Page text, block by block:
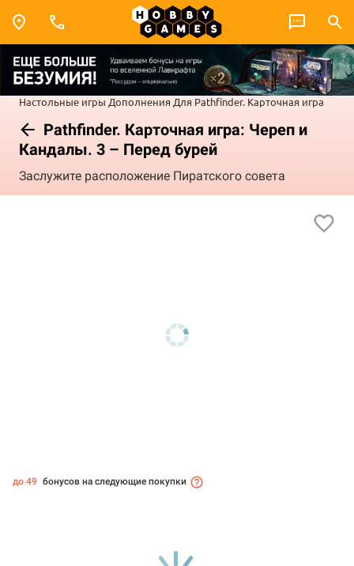
Настольные игры Дополнения Для Pathfinder. Карточная игра
Pathfinder. Карточная игра: Череп и
Кандалы. 3 – Перед бурей
Заслужите расположение Пиратского совета
до 49 бонусов на следующие покупки